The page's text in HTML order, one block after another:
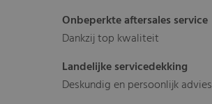
Onbeperkte aftersales service
Dankzij top kwaliteit
Landelijke servicedekking
Deskundig en persoonlijk advies